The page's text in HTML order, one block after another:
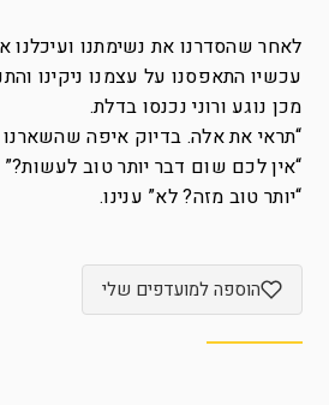
לאחר שהסדרנו את נשימתנו
עכשיו התאפסנו על עצמנו ניקינו
מכן נוגע ורוני נכנסו בדלת.
“תראי את אלה. בדיוק איפה
“אין לכם שום דבר יותר טוב
“יותר טוב מזה? לא” ענינו.
הוספה למועדפים שלי